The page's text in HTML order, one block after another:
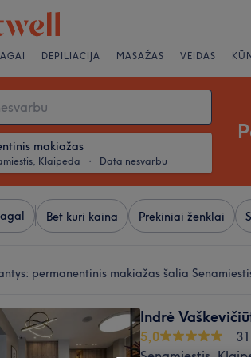
DEPILIACIJA MASAŽAS VEIDAS
makiažas
Klaipeda ・ Data nesvarbu
Bet kuri kaina Prekiniai ženklai
permanentinis makiažas šalia
Indrė
5,0